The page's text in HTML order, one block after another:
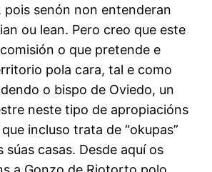
pois senón non entenderan
ou lean. Pero creo que este
o que pretende e
pola cara, tal e como
o bispo de Oviedo, un
neste tipo de apropiacións
que incluso trata de “okupas”
súas casas. Desde aquí os